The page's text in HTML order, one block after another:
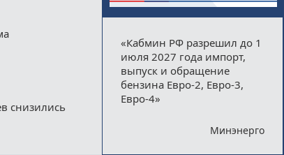
снизились
«Кабмин РФ разрешил до 1
июля 2027 года импорт,
выпуск и обращение
бензина Евро-2, Евро-3,
Евро-4»
Минэнерго